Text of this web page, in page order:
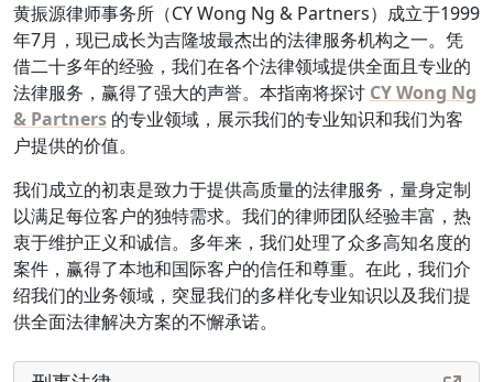
黄振源律师事务所（CY Wong Ng & Partners）成立于1999
年7月，现已成长为吉隆坡最杰出的法律服务机构之一。凭
借二十多年的经验，我们在各个法律领域提供全面且专业的
法律服务，赢得了强大的声誉。本指南将探讨 CY Wong Ng
& Partners 的专业领域，展示我们的专业知识和我们为客
户提供的价值。
我们成立的初衷是致力于提供高质量的法律服务，量身定制
以满足每位客户的独特需求。我们的律师团队经验丰富，热
衷于维护正义和诚信。多年来，我们处理了众多高知名度的
案件，赢得了本地和国际客户的信任和尊重。在此，我们介
绍我们的业务领域，突显我们的多样化专业知识以及我们提
供全面法律解决方案的不懈承诺。